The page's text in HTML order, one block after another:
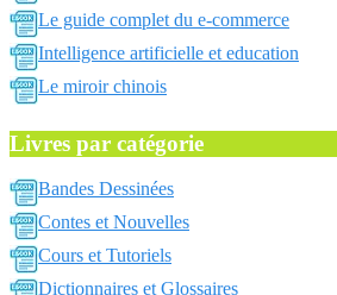
Le guide complet du e-commerce
Intelligence artificielle et education
Le miroir chinois
Livres par catégorie
Bandes Dessinées
Contes et Nouvelles
Cours et Tutoriels
Dictionnaires et Glossaires